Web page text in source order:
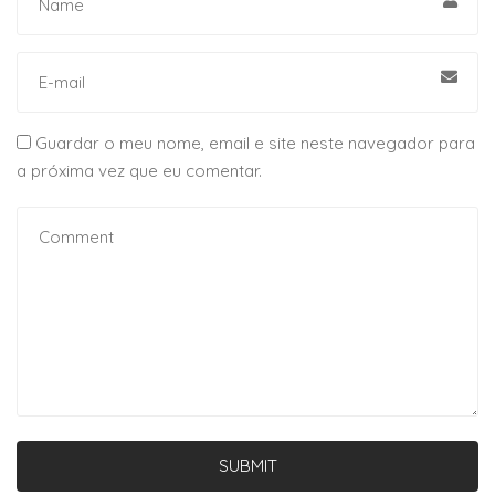
Guardar o meu nome, email e site neste navegador para
a próxima vez que eu comentar.
SUBMIT